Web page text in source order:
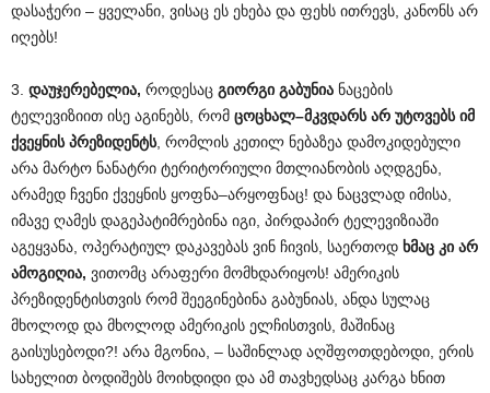
დასაჭერი – ყველანი, ვისაც ეს ეხება და ფეხს ითრევს, კანონს არ
იღებს!
3. დაუჯერებელია, როდესაც გიორგი გაბუნია ნაცების
ტელევიზიით ისე აგინებს, რომ ცოცხალ–მკვდარს არ უტოვებს იმ
ქვეყნის პრეზიდენტს, რომლის კეთილ ნებაზეა დამოკიდებული
არა მარტო ნანატრი ტერიტორიული მთლიანობის აღდგენა,
არამედ ჩვენი ქვეყნის ყოფნა–არყოფნაც! და ნაცვლად იმისა,
იმავე ღამეს დაგეპატიმრებინა იგი, პირდაპირ ტელევიზიაში
აგეყვანა, ოპერატიულ დაკავებას ვინ ჩივის, საერთოდ ხმაც კი არ
ამოგიღია, ვითომც არაფერი მომხდარიყოს! ამერიკის
პრეზიდენტისთვის რომ შეეგინებინა გაბუნიას, ანდა სულაც
მხოლოდ და მხოლოდ ამერიკის ელჩისთვის, მაშინაც
გაისუსებოდი?! არა მგონია, – საშინლად აღშფოთდებოდი, ერის
სახელით ბოდიშებს მოიხდიდი და ამ თავხედსაც კარგა ხნით